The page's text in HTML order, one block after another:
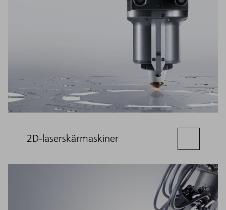
2D-laserskärmaskiner